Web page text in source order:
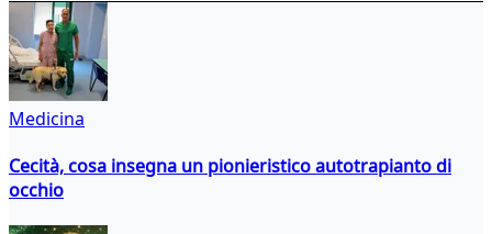
Medicina
Cecità, cosa insegna un pionieristico autotrapianto di
occhio